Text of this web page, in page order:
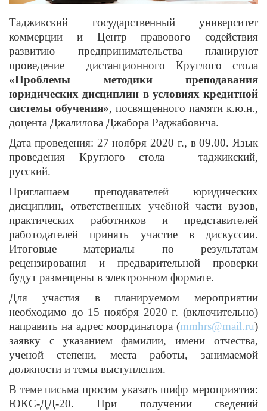
Таджикский государственный университет
коммерции и Центр правового содействия
развитию предпринимательства планируют
проведение дистанционного Круглого стола
«Проблемы методики преподавания
юридических дисциплин в условиях кредитной
системы обучения», посвященного памяти к.ю.н.,
доцента Джалилова Джабора Раджабовича.
Дата проведения: 27 ноября 2020 г., в 09.00. Язык
проведения Круглого стола – таджикский,
русский.
Приглашаем преподавателей юридических
дисциплин, ответственных учебной части вузов,
практических работников и представителей
работодателей принять участие в дискуссии.
Итоговые материалы по результатам
рецензирования и предварительной проверки
будут размещены в электронном формате.
Для участия в планируемом мероприятии
необходимо до 15 ноября 2020 г. (включительно)
направить на адрес координатора (mmhrs@mail.ru)
заявку с указанием фамилии, имени отчества,
ученой степени, места работы, занимаемой
должности и темы выступления.
В теме письма просим указать шифр мероприятия:
ЮКС-ДД-20. При получении сведений